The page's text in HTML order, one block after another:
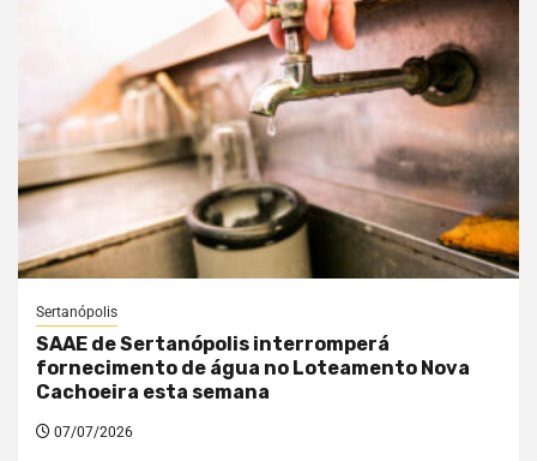
Sertanópolis
SAAE de Sertanópolis interromperá
fornecimento de água no Loteamento Nova
Cachoeira esta semana
07/07/2026